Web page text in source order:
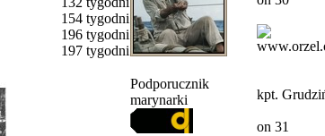
154 tygodni
196 tygodni
197 tygodni
Podporucznik
marynarki
kpt.
on 31